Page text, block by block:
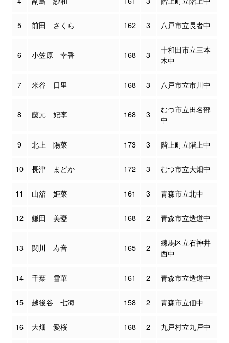
5 前田 さくら 162 3 八戸市立長者中
6 小笠原 幸香 168 3
十和田市立三本
木中
7 米谷 日里 168 3 八戸市立市川中
8 藤元 妃李 168 3
むつ市立田名部
中
9 北上 陽菜 173 3 階上町立階上中
10 長津 まどか 172 3 むつ市立大畑中
11 山舘 姫菜 161 3 青森市立北中
12 鎌田 美憂 168 2 青森市立造道中
13 関川 寿音 165 2
練馬区立石神井
西中
14 千葉 雪華 161 2 青森市立造道中
15 越後谷 七海 158 2 青森市立佃中
16 大畑 愛桜 168 2 九戸村立九戸中